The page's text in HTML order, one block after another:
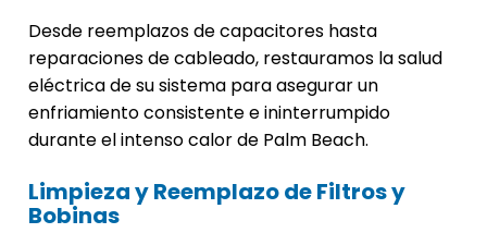
Desde reemplazos de capacitores hasta
reparaciones de cableado, restauramos la salud
eléctrica de su sistema para asegurar un
enfriamiento consistente e ininterrumpido
durante el intenso calor de Palm Beach.
Limpieza y Reemplazo de Filtros y
Bobinas